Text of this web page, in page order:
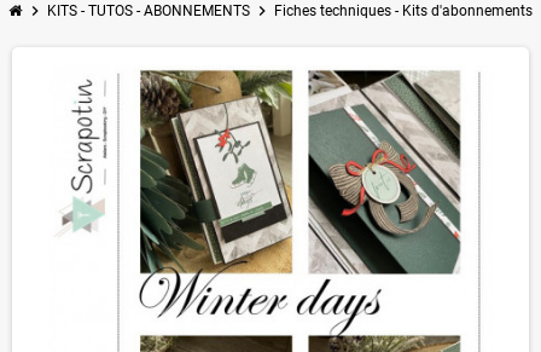
chevron_right KITS - TUTOS - ABONNEMENTS chevron_right Fiches techniques - Kits d'abonnements